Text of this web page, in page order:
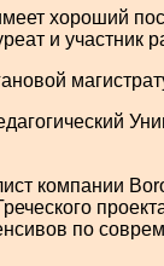
хороший
и
компании
по